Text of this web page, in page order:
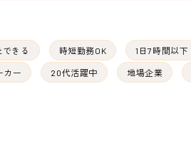
できる 時短勤務OK 1日7時間以下
カー 20代活躍中 地場企業